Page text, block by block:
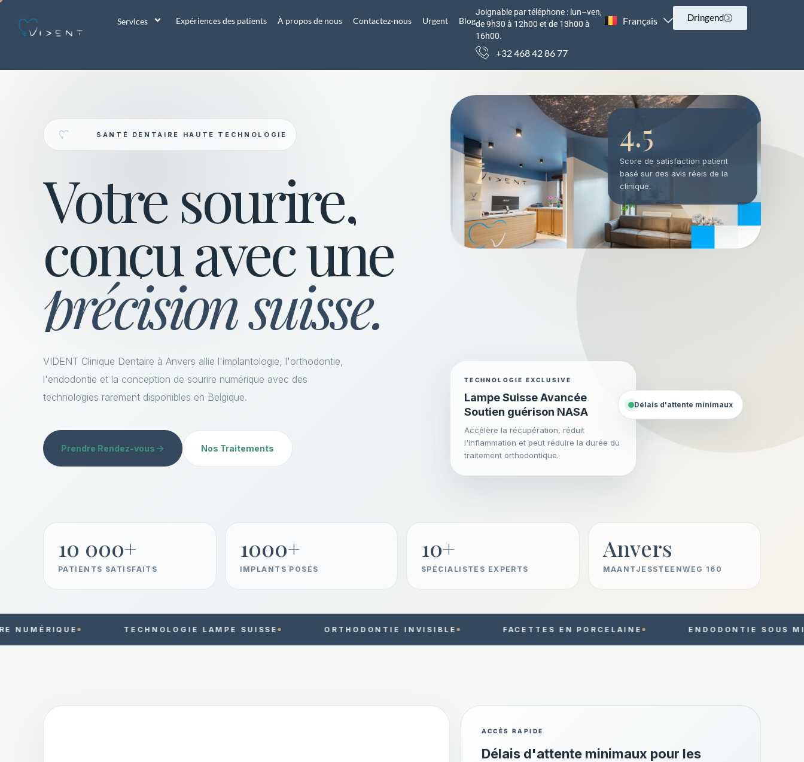
Services Expériences des patients À propos de nous Contactez-nous Urgent Blog
Joignable par téléphone : lun–ven,
de 9h30 à 12h00 et de 13h00 à
16h00.
+32 468 42 86 77
Français
English Dringend
SANTÉ DENTAIRE HAUTE TECHNOLOGIE
Votre sourire,
conçu avec une
précision suisse.
VIDENT Clinique Dentaire à Anvers allie l'implantologie, l'orthodontie,
l'endodontie et la conception de sourire numérique avec des
technologies rarement disponibles en Belgique.
Prendre Rendez-vous Nos Traitements
4.5
Score de satisfaction patient
basé sur des avis réels de la
clinique.
TECHNOLOGIE EXCLUSIVE
Lampe Suisse Avancée
Soutien guérison NASA
Accélère la récupération, réduit
l'inflammation et peut réduire la durée du
traitement orthodontique.
Délais d'attente minimaux
10 000+
PATIENTS SATISFAITS
1000+
IMPLANTS POSÉS
10+
SPÉCIALISTES EXPERTS
Anvers
MAANTJESSTEENWEG 160
TECHNOLOGIE LAMPE SUISSE ORTHODONTIE INVISIBLE FACETTES EN PORCELAINE ENDODONTIE SOUS MICROSCOPE
ACCÈS RAPIDE
Délais d'attente minimaux pour les